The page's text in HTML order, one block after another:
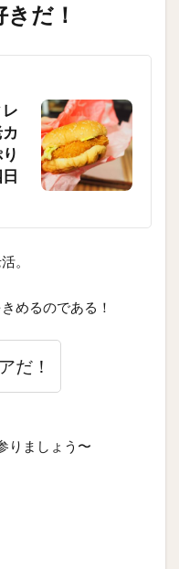
だ！
。
めるのである！
だ！
りましょう〜